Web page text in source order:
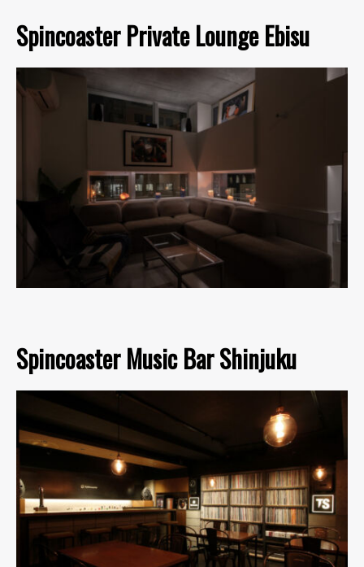
Spincoaster Private Lounge Ebisu
Spincoaster Music Bar Shinjuku